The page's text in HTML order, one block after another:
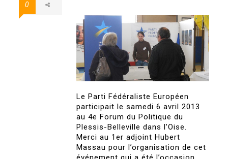
0
Le Parti Fédéraliste Européen
participait le samedi 6 avril 2013
au 4e Forum du Politique du
Plessis-Belleville dans l’Oise.
Merci au 1er adjoint Hubert
Massau pour l’organisation de cet